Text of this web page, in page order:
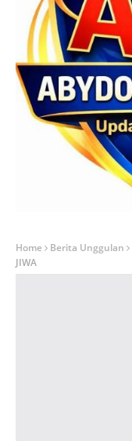
Home Berita Unggulan
JIWA